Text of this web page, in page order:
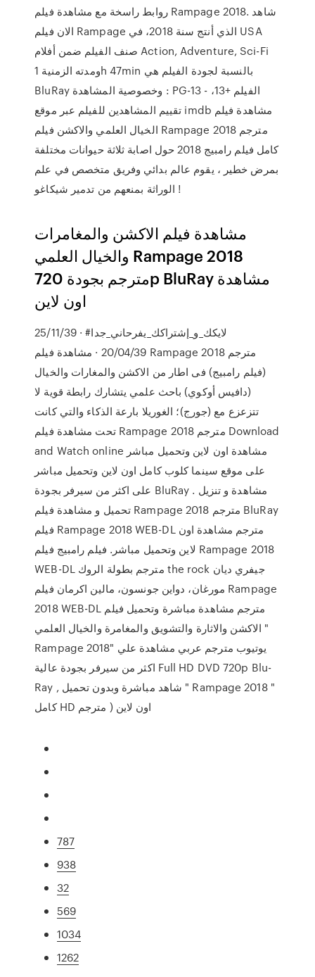
روابط راسخة مع مشاهدة فيلم Rampage 2018. شاهد
الان فيلم Rampage الذي أنتج سنة 2018، في USA
صنف الفيلم ضمن أفلام Action, Adventure, Sci-Fi
ومدته الزمنية 1h 47min بالنسبة لجودة الفيلم هي
BluRay وخصوصية المشاهدة : PG-13 - الفيلم +13،
تقييم المشاهدين للفيلم عبر موقع imdb مشاهدة فيلم
الخيال العلمي والاكشن فيلم Rampage 2018 مترجم
كامل فيلم رامبيج 2018 حول اصابة ثلاثة حيوانات مختلفة
بمرض خطير ، يقوم عالم بدائي وفريق متخصص في علم
الوراثة بمنعهم من تدمير شيكاغو !
مشاهدة فيلم الاكشن والمغامرات
والخيال العلمي Rampage 2018
مترجم بجودة 720p BluRay مشاهدة
اون لاين
25/11/39 · #لايكك_و_إشتراكك_يفرحاني_جدا
20/04/39 · مشاهدة فيلم Rampage 2018 مترجم
(فيلم رامبيج) فى اطار من الاكشن والمغارات والخيال
(دافيس أوكوي) باحث علمي يتشارك رابطة قوية لا
تتزعزع مع (جورج)؛ الغوريلا بارعة الذكاء والتي كانت
تحت مشاهدة فيلم Rampage 2018 مترجم Download
and Watch online مشاهدة اون لاين وتحميل مباشر
على موقع سينما كلوب كامل اون لاين وتحميل مباشر
على اكثر من سيرفر بجودة BluRay مشاهدة و تنزيل .
تحميل و مشاهدة فيلم Rampage 2018 مترجم BluRay
فيلم Rampage 2018 WEB-DL مترجم مشاهدة اون
لاين وتحميل مباشر. فيلم رامبيج فيلم Rampage 2018
WEB-DL مترجم بطولة الروك the rock جيفري ديان
مورغان، دواين جونسون، مالين اكرمان فيلم Rampage
2018 WEB-DL مترجم مشاهدة مباشرة وتحميل فيلم
الاكشن والاثارة والتشويق والمغامرة والخيال العلمي "
Rampage 2018" يوتيوب مترجم عربي مشاهدة علي
اكثر من سيرفر بجودة عالية Full HD DVD 720p Blu-
Ray , شاهد مباشرة وبدون تحميل " Rampage 2018 "
كامل HD اون لاين ( مترجم
787
938
32
569
1034
1262